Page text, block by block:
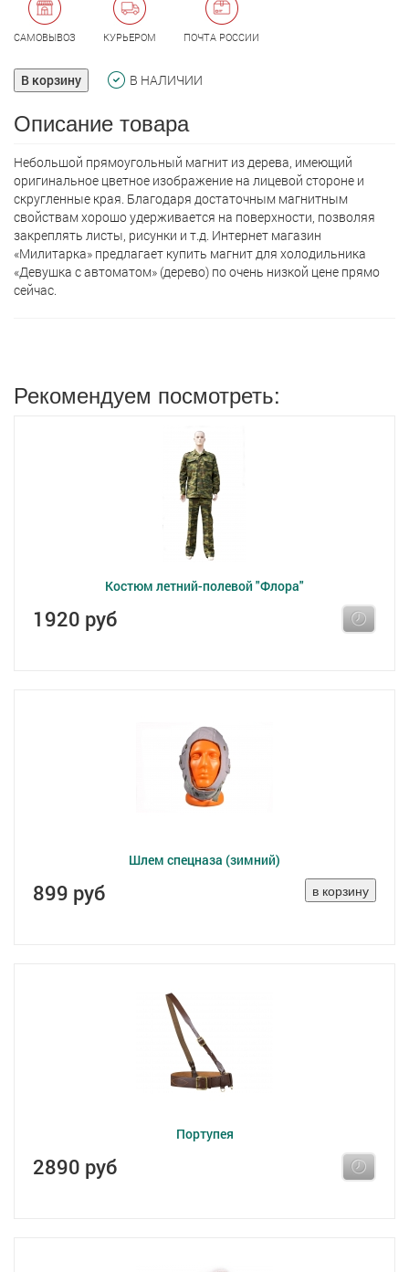
САМОВЫВОЗ КУРЬЕРОМ ПОЧТА РОССИИ
В корзину В НАЛИЧИИ
Описание товара
Небольшой прямоугольный магнит из дерева, имеющий
оригинальное цветное изображение на лицевой стороне и
скругленные края. Благодаря достаточным магнитным
свойствам хорошо удерживается на поверхности, позволяя
закреплять листы, рисунки и т.д. Интернет магазин
«Милитарка» предлагает кyпить магнит для холодильника
«Девушка с автоматом» (дерево) по очень низкой цене прямо
сейчас.
Рекомендуем посмотреть:
Костюм летний-полевой "Флора"
1920 руб
Шлем спецназа (зимний)
899 руб
Портупея
2890 руб